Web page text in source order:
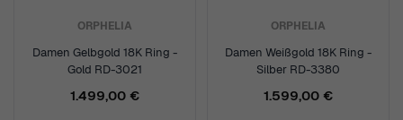
ORPHELIA
Damen Gelbgold 18K Ring -
Gold RD-3021
1.499,00 €
ORPHELIA
Damen Weißgold 18K Ring -
Silber RD-3380
1.599,00 €